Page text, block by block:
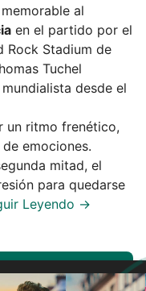
al
en el partido por el
Rock Stadium de
Tuchel
desde el
un ritmo frenético,
emociones.
mitad, el
para quedarse